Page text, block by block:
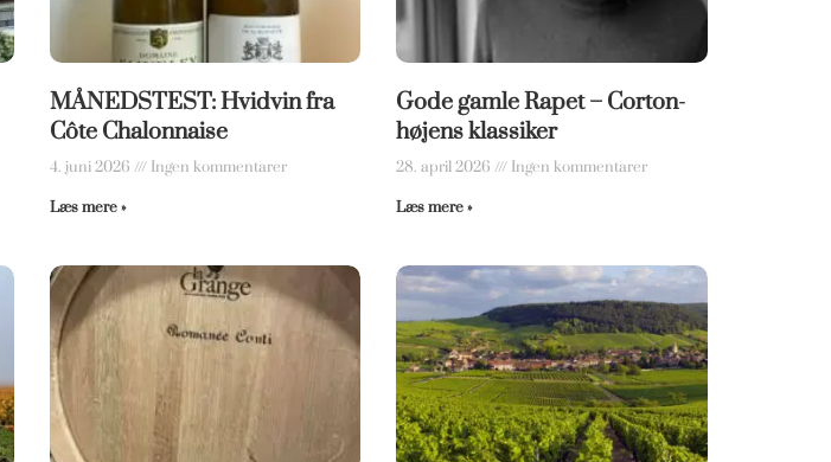
MÅNEDSTEST: Hvidvin fra
Côte Chalonnaise
4. juni 2026 Ingen kommentarer
Læs mere »
Gode gamle Rapet – Corton-
højens klassiker
28. april 2026 Ingen kommentarer
Læs mere »